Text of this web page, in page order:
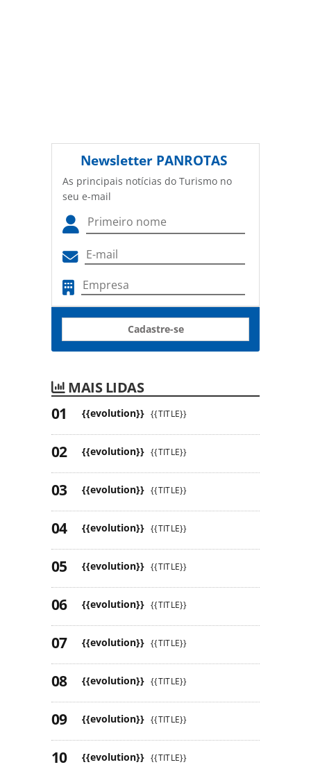
Newsletter PANROTAS
As principais notícias do Turismo no
seu e-mail
Cadastre-se
MAIS LIDAS
{{evolution}} {{TITLE}}
{{evolution}} {{TITLE}}
{{evolution}} {{TITLE}}
{{evolution}} {{TITLE}}
{{evolution}} {{TITLE}}
{{evolution}} {{TITLE}}
{{evolution}} {{TITLE}}
{{evolution}} {{TITLE}}
{{evolution}} {{TITLE}}
{{evolution}} {{TITLE}}